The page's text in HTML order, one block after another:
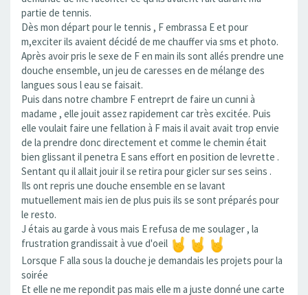
partie de tennis.
Dès mon départ pour le tennis , F embrassa E et pour
m,exciter ils avaient décidé de me chauffer via sms et photo.
Après avoir pris le sexe de F en main ils sont allés prendre une
douche ensemble, un jeu de caresses en de mélange des
langues sous l eau se faisait.
Puis dans notre chambre F entreprt de faire un cunni à
madame , elle jouit assez rapidement car très excitée. Puis
elle voulait faire une fellation à F mais il avait avait trop envie
de la prendre donc directement et comme le chemin était
bien glissant il penetra E sans effort en position de levrette .
Sentant qu il allait jouir il se retira pour gicler sur ses seins .
Ils ont repris une douche ensemble en se lavant
mutuellement mais ien de plus puis ils se sont préparés pour
le resto.
J étais au garde à vous mais E refusa de me soulager , la
frustration grandissait à vue d'oeil
Lorsque F alla sous la douche je demandais les projets pour la
soirée
Et elle ne me repondit pas mais elle m a juste donné une carte